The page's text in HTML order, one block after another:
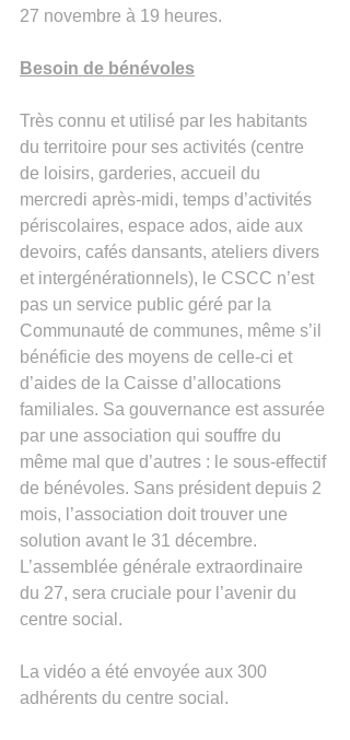
27 novembre à 19 heures.
Besoin de bénévoles
Très connu et utilisé par les habitants
du territoire pour ses activités (centre
de loisirs, garderies, accueil du
mercredi après-midi, temps d’activités
périscolaires, espace ados, aide aux
devoirs, cafés dansants, ateliers divers
et intergénérationnels), le CSCC n’est
pas un service public géré par la
Communauté de communes, même s’il
bénéficie des moyens de celle-ci et
d’aides de la Caisse d’allocations
familiales. Sa gouvernance est assurée
par une association qui souffre du
même mal que d’autres : le sous-effectif
de bénévoles. Sans président depuis 2
mois, l’association doit trouver une
solution avant le 31 décembre.
L’assemblée générale extraordinaire
du 27, sera cruciale pour l’avenir du
centre social.
La vidéo a été envoyée aux 300
adhérents du centre social.